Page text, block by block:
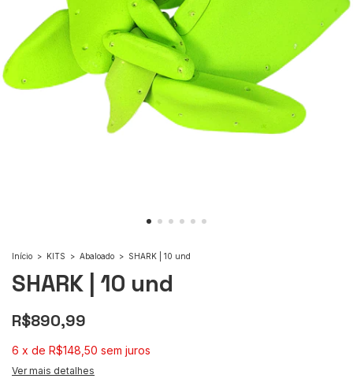
Início > KITS > Abaloado > SHARK | 10 und
SHARK | 10 und
R$890,99
6 x de R$148,50 sem juros
Ver mais detalhes